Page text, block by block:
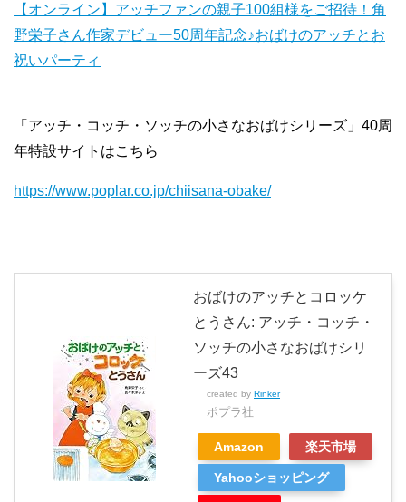
【オンライン】アッチファンの親子100組様をご招待！角
野栄子さん作家デビュー50周年記念♪おばけのアッチとお
祝いパーティ
「アッチ・コッチ・ソッチの小さなおばけシリーズ」40周
年特設サイトはこちら
https://www.poplar.co.jp/chiisana-obake/
おばけのアッチとコロッケ
とうさん: アッチ・コッチ・
ソッチの小さなおばけシリ
ーズ43
created by Rinker
ポプラ社
Amazon 楽天市場
Yahooショッピング